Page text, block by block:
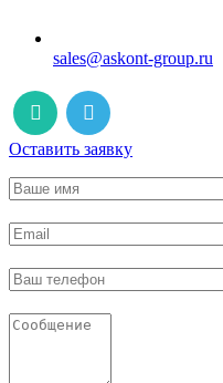
sales@askont-group.ru
Оставить заявку